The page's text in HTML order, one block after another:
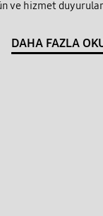
ve hizmet
DAHA FAZLA